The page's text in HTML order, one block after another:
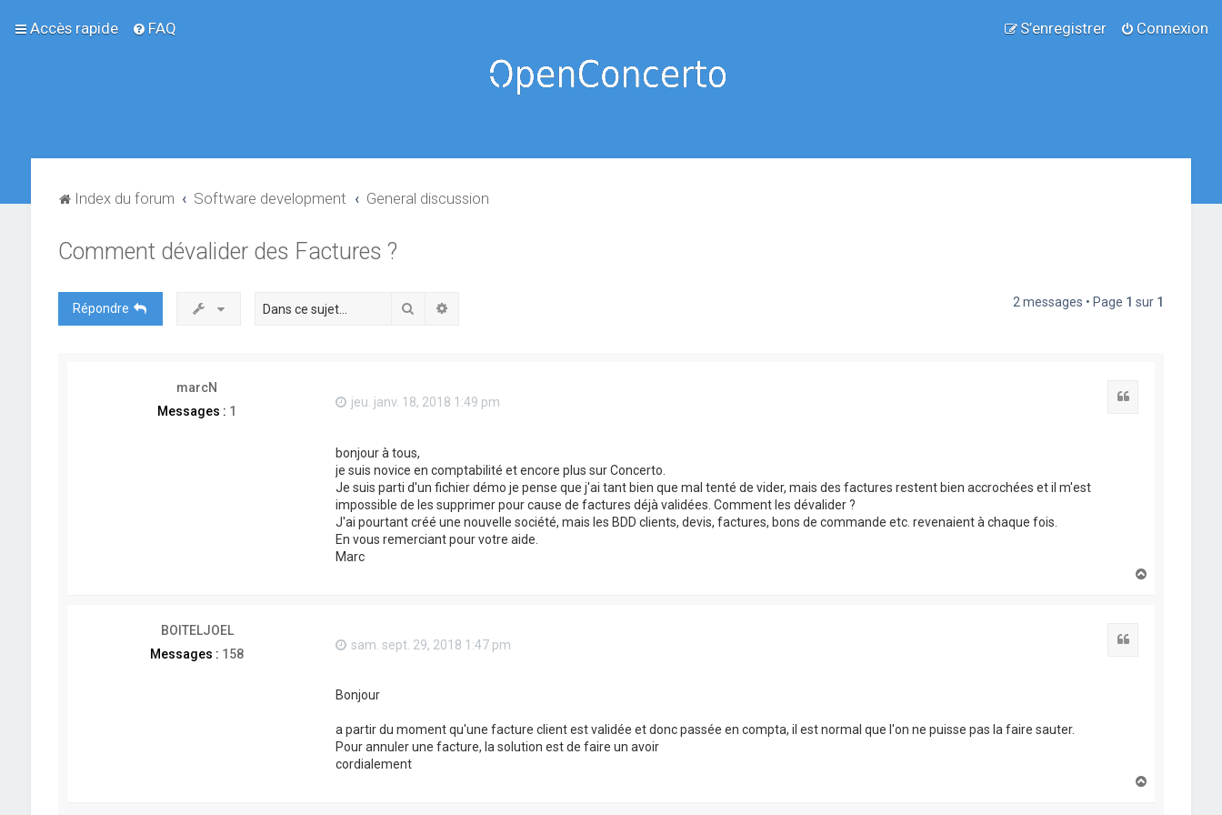
Accès rapide FAQ Connexion
S’enregistrer
Index du forum Software development General discussion
Comment dévalider des Factures ?
Répondre Rechercher 2 messages • Page 1 sur 1
marcN
Messages : 1
jeu. janv. 18, 2018 1:49 pm
bonjour à tous,
je suis novice en comptabilité et encore plus sur Concerto.
Je suis parti d'un fichier démo je pense que j'ai tant bien que mal tenté de vider, mais des factures restent bien accrochées et il m'est
impossible de les supprimer pour cause de factures déjà validées. Comment les dévalider ?
J'ai pourtant créé une nouvelle société, mais les BDD clients, devis, factures, bons de commande etc. revenaient à chaque fois.
En vous remerciant pour votre aide.
Marc
BOITELJOEL
Messages : 158
sam. sept. 29, 2018 1:47 pm
Bonjour
a partir du moment qu'une facture client est validée et donc passée en compta, il est normal que l'on ne puisse pas la faire sauter.
Pour annuler une facture, la solution est de faire un avoir
cordialement